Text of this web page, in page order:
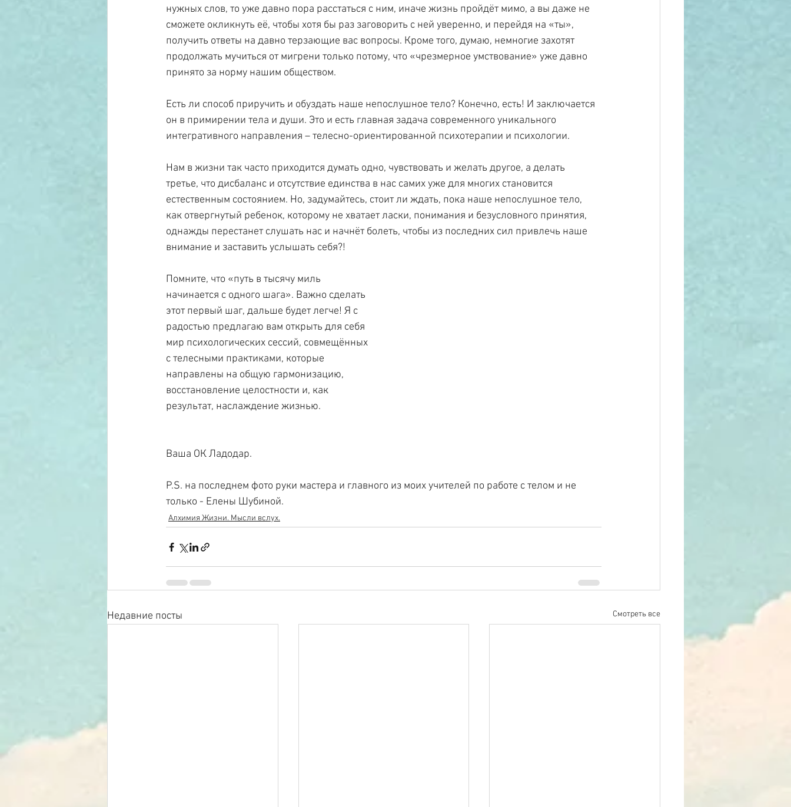
нужных слов, то уже давно пора расстаться с ним, иначе жизнь пройдёт мимо, а вы даже не
сможете окликнуть её, чтобы хотя бы раз заговорить с ней уверенно, и перейдя на «ты»,
получить ответы на давно терзающие вас вопросы. Кроме того, думаю, немногие захотят
продолжать мучиться от мигрени только потому, что «чрезмерное умствование» уже давно
принято за норму нашим обществом.
Есть ли способ приручить и обуздать наше непослушное тело? Конечно, есть! И заключается
он в примирении тела и души. Это и есть главная задача современного уникального
интегративного направления – телесно-ориентированной психотерапии и психологии.
Нам в жизни так часто приходится думать одно, чувствовать и желать другое, а делать
третье, что дисбаланс и отсутствие единства в нас самих уже для многих становится
естественным состоянием. Но, задумайтесь, стоит ли ждать, пока наше непослушное тело,
как отвергнутый ребенок, которому не хватает ласки, понимания и безусловного принятия,
однажды перестанет слушать нас и начнёт болеть, чтобы из последних сил привлечь наше
внимание и заставить услышать себя?!
Помните, что «путь в тысячу миль
начинается с одного шага». Важно сделать
этот первый шаг, дальше будет легче! Я с
радостью предлагаю вам открыть для себя
мир психологических сессий, совмещённых
с телесными практиками, которые
направлены на общую гармонизацию,
восстановление целостности и, как
результат, наслаждение жизнью.
Ваша ОК Ладодар.
P.S. на последнем фото руки мастера и главного из моих учителей по работе с телом и не
только - Елены Шубиной.
Алхимия Жизни. Мысли вслух.
Недавние посты Смотреть все